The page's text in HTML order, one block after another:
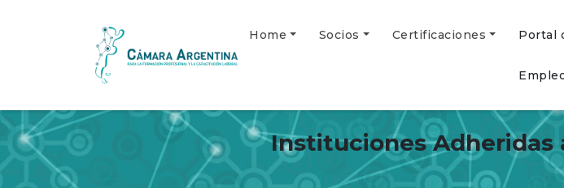
Home Socios Certificaciones Portal
Instituciones Adheridas